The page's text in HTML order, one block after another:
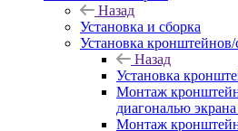
Назад
Установка и сборка
Установка кронштейнов/
Назад
Установка
Монтаж
диагональю
Монтаж